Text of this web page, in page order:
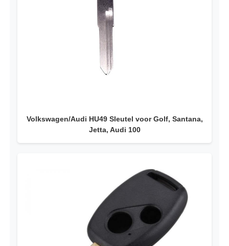
Volkswagen/Audi HU49 Sleutel voor Golf, Santana,
Jetta, Audi 100